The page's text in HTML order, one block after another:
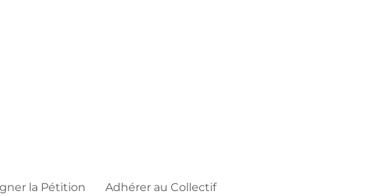
la Pétition Adhérer au Collectif